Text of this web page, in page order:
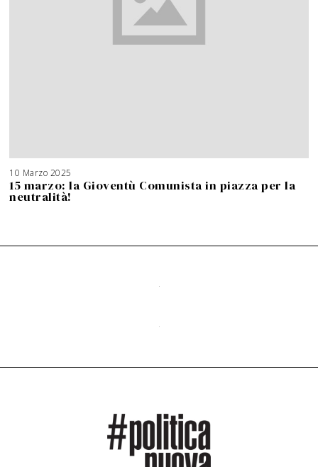
10 Marzo 2025
15 marzo: la Gioventù Comunista in piazza per la
neutralità!